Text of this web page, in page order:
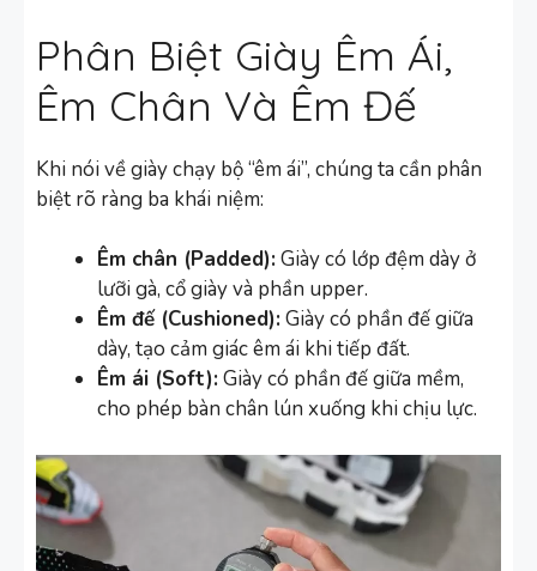
Phân Biệt Giày Êm Ái,
Êm Chân Và Êm Đế
Khi nói về giày chạy bộ “êm ái”, chúng ta cần phân
biệt rõ ràng ba khái niệm:
Êm chân (Padded):Giày có lớp đệm dày ở
lưỡi gà, cổ giày và phần upper.
Êm đế (Cushioned):Giày có phần đế giữa
dày, tạo cảm giác êm ái khi tiếp đất.
Êm ái (Soft):Giày có phần đế giữa mềm,
cho phép bàn chân lún xuống khi chịu lực.